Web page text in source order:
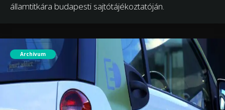
államtitkára budapesti sajtótájékoztatóján.
Archívum